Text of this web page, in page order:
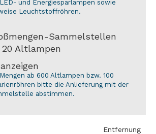
und Energiesparlampen sowie
Leuchtstoffröhren.
Sammelstellen
20 Altlampen
anzeigen
ab 600 Altlampen bzw. 100
bitte die Anlieferung mit der
abstimmen.
Entfernung